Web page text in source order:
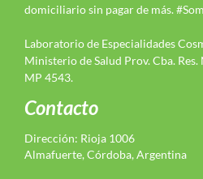
domiciliario sin pagar de más.
Laboratorio de Especialidades
Ministerio de Salud Prov. Cba. Res.
MP 4543.
Contacto
Dirección: Rioja 1006
Almafuerte, Córdoba, Argentina